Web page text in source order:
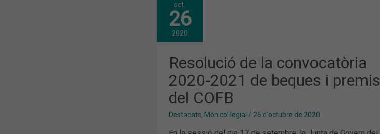
oct.
26
2020
Resolució de la convocatòria
2020-2021 de beques i premis
del COFB
Destacats, Món col·legial / 26 d'octubre de 2020
RESOLUCIÓ
DE
LA
CONVOCATÒRIA
2020-
BEQUES
I
PREMIS
DEL
COFB